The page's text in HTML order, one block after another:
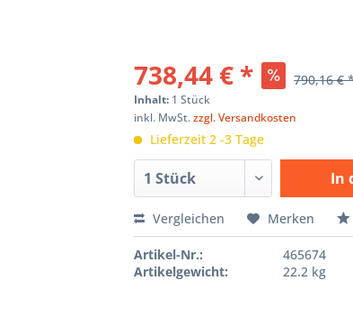
738,44 € * 790,16 €
Inhalt: 1 Stück
inkl. MwSt.zzgl. Versandkosten
Lieferzeit 2 -3 Tage
In
Vergleichen Merken
Artikel-Nr.:
465674
Artikelgewicht:
22.2 kg